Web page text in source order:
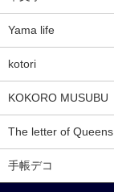
Yama life
kotori
KOKORO MUSUBU
The letter of Queens
手帳デコ